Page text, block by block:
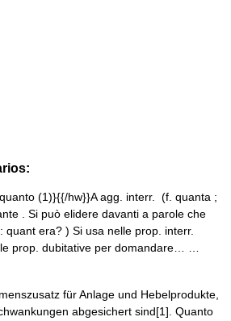
(1)}{{/hw}}A agg. interr. (f. quanta ;
. Si può elidere davanti a parole che
quant era? ) Si usa nelle prop. interr.
prop. dubitative per domandare… …
für Anlage und Hebelprodukte,
abgesichert sind[1]. Quanto